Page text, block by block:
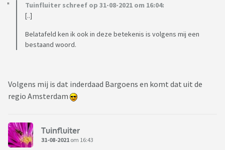
Tuinfluiter schreef op 31-08-2021 om 16:04:
[..]
Belatafeld ken ik ook in deze betekenis is volgens mij een
bestaand woord.
Volgens mij is dat inderdaad Bargoens en komt dat uit de
regio Amsterdam
Tuinfluiter
31-08-2021 om 16:43